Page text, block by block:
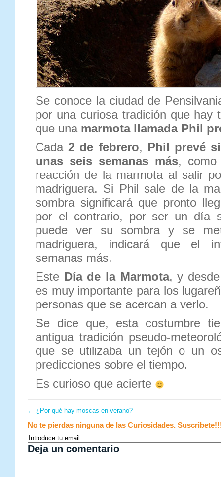
Se conoce la ciudad de
por una curiosa tradición que hay
que una marmota llamada Phil
Cada2 de febrero, Phil prevé
unas seis semanas más, como
reacción de la marmota al salir
madriguera. Si Phil sale de la
sombra significará que pronto
por el contrario, por ser un día
puede ver su sombra y se
madriguera, indicará que el
semanas más.
Este Día de la Marmota, y
es muy importante para los
personas que se acercan a verlo.
Se dice que, esta costumbre
antigua tradición pseudo-
que se utilizaba un tejón o un
predicciones sobre el tiempo.
Es curioso que acierte
← ¿Por qué hay moscas en verano?
No te pierdas ninguna de las Curiosidades.
Deja un comentario